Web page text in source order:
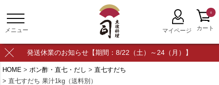
発送休業のお知らせ【期間：8/22（土）～24（月）】
0
HOME ポン酢・直七・だし
直七すだち
直七すだち 果汁1kg（送料別）